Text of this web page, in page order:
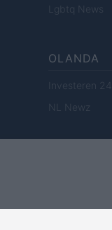
Lgbtq News
OLANDA
Investeren 24
NL Newz